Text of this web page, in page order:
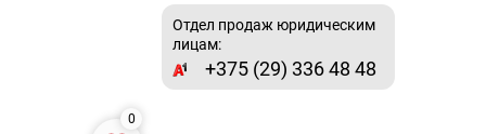
Отдел продаж юридическим
лицам:
+375 (29) 336 48 48
0